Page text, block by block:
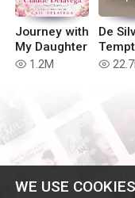
WE USE COOKIES
Journey with
My Daughter
read 1.2M
De
read